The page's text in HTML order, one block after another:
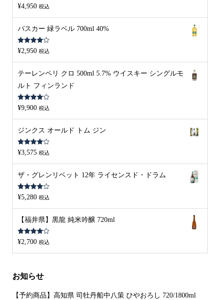
5段階中
4.00の評
¥4,950 税込
バスカー 緑ラベル 700ml 40%
5段階中
4.00の評
¥2,950 税込
テーレンペリ クロ 500ml 5.7% ウイスキー シングルモ
ルト フィンランド
5段階中
4.00の評
¥9,900 税込
ジンクス オールド トム ジン
5段階中
4.00の評
¥3,575 税込
ザ・グレンリベット 12年 ライセンスド・ドラム
5段階中
4.00の評
¥5,280 税込
【福井県】黒龍 純米吟醸 720ml
5段階中
4.00の評
¥2,700 税込
お知らせ
【予約商品】高知県 司牡丹船中八策 ひやおろし 720/1800ml